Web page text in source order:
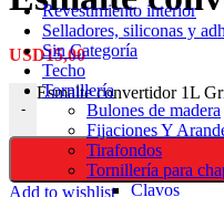
Revestimiento interior
Selladores, siliconas y
Sin Categoría
Techo
Tornillería
Bulones de madera
Fijaciones Y
Tirafondos
Tornillería para
Clavos
USD15,00
-
Esmalte convertidor 1L
Add to wishlist